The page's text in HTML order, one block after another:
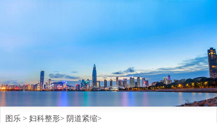
图乐 >妇科整形> 阴道紧缩>